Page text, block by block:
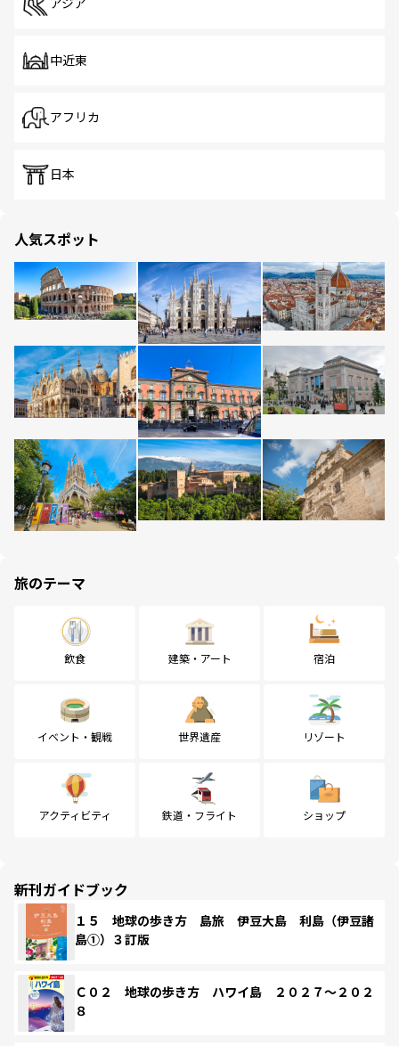
アジア
中近東
アフリカ
日本
人気スポット
旅のテーマ
飲食 建築・アート 宿泊
イベント・観戦 世界遺産 リゾート
アクティビティ 鉄道・フライト ショップ
新刊ガイドブック
１５ 地球の歩き方 島旅 伊豆大島 利島（伊豆諸
島①）３訂版
Ｃ０２ 地球の歩き方 ハワイ島 ２０２７～２０２
８